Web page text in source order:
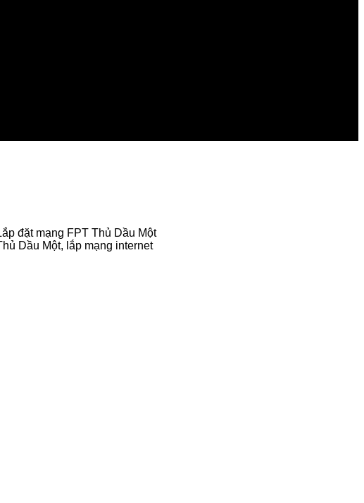
đặt mạng FPT Thủ Dầu Một
Dầu Một, lắp mạng internet